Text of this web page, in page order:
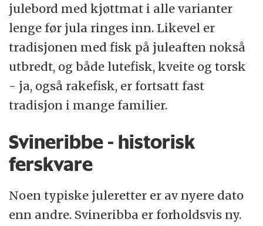
julebord med kjøttmat i alle varianter
lenge før jula ringes inn. Likevel er
tradisjonen med fisk på juleaften nokså
utbredt, og både lutefisk, kveite og torsk
- ja, også rakefisk, er fortsatt fast
tradisjon i mange familier.
Svineribbe - historisk
ferskvare
Noen typiske juleretter er av nyere dato
enn andre. Svineribba er forholdsvis ny.